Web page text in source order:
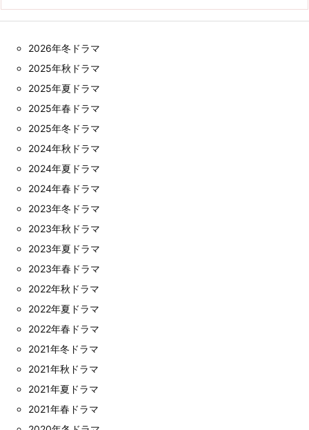
2026年冬ドラマ
2025年秋ドラマ
2025年夏ドラマ
2025年春ドラマ
2025年冬ドラマ
2024年秋ドラマ
2024年夏ドラマ
2024年春ドラマ
2023年冬ドラマ
2023年秋ドラマ
2023年夏ドラマ
2023年春ドラマ
2022年秋ドラマ
2022年夏ドラマ
2022年春ドラマ
2021年冬ドラマ
2021年秋ドラマ
2021年夏ドラマ
2021年春ドラマ